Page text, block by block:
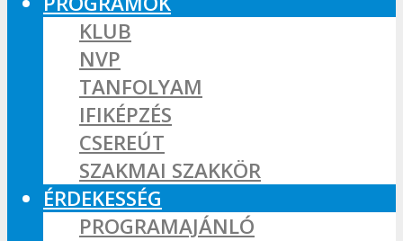
KLUB
NVP
TANFOLYAM
IFIKÉPZÉS
CSEREÚT
SZAKMAI SZAKKÖR
ÉRDEKESSÉG
PROGRAMAJÁNLÓ